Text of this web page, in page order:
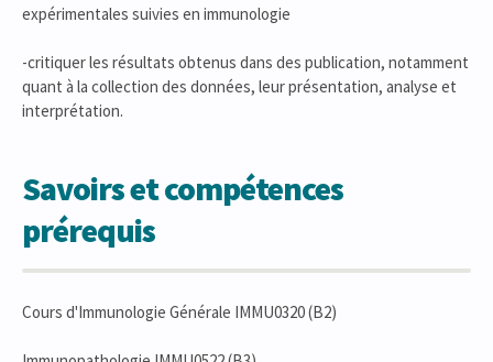
expérimentales suivies en immunologie
-critiquer les résultats obtenus dans des publication, notamment
quant à la collection des données, leur présentation, analyse et
interprétation.
Savoirs et compétences
prérequis
Cours d'Immunologie Générale IMMU0320 (B2)